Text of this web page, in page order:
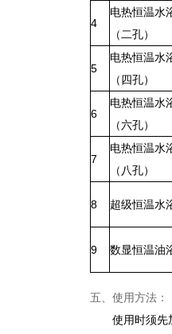
4
电热恒温水
（二孔）
5
电热恒温水
（四孔）
6
电热恒温水
（六孔）
7
电热恒温水
（八孔）
8 超级恒温水
9 数显恒温油
五、使用方法：
使用时须先